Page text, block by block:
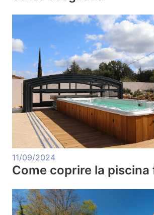
11/09/2024
Come coprire la